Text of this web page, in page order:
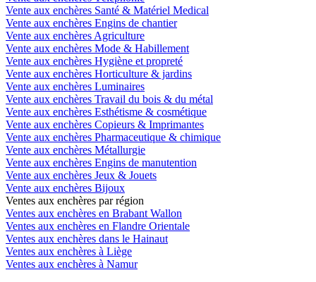
Vente aux enchères Santé & Matériel Medical
Vente aux enchères Engins de chantier
Vente aux enchères Agriculture
Vente aux enchères Mode & Habillement
Vente aux enchères Hygiène et propreté
Vente aux enchères Horticulture & jardins
Vente aux enchères Luminaires
Vente aux enchères Travail du bois & du métal
Vente aux enchères Esthétisme & cosmétique
Vente aux enchères Copieurs & Imprimantes
Vente aux enchères Pharmaceutique & chimique
Vente aux enchères Métallurgie
Vente aux enchères Engins de manutention
Vente aux enchères Jeux & Jouets
Vente aux enchères Bijoux
Ventes aux enchères par région
Ventes aux enchères en Brabant Wallon
Ventes aux enchères en Flandre Orientale
Ventes aux enchères dans le Hainaut
Ventes aux enchères à Liège
Ventes aux enchères à Namur